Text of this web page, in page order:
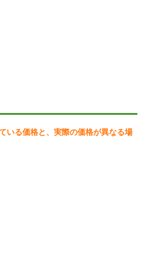
で接続することもできます。
わせでの受信もできます。
ーなどは利用できません)
/ 64ビット版) / Windows(R) 7 (32ビット
いる価格と、実際の価格が異なる場